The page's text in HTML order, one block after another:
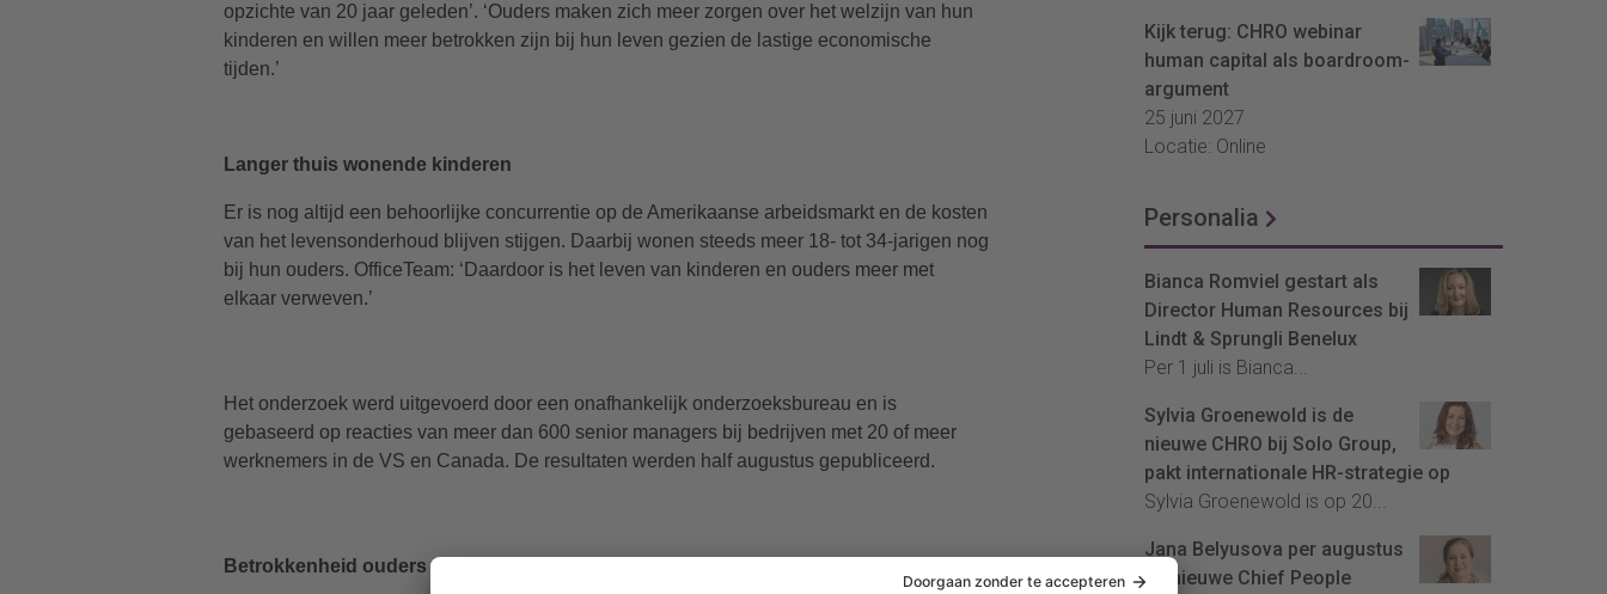
opzichte van 20 jaar geleden’. ‘Ouders maken zich meer zorgen over het welzijn van hun
kinderen en willen meer betrokken zijn bij hun leven gezien de lastige economische
tijden.’
Langer thuis wonende kinderen
Er is nog altijd een behoorlijke concurrentie op de Amerikaanse arbeidsmarkt en de kosten
van het levensonderhoud blijven stijgen. Daarbij wonen steeds meer 18- tot 34-jarigen nog
bij hun ouders. OfficeTeam: ‘Daardoor is het leven van kinderen en ouders meer met
elkaar verweven.’
Het onderzoek werd uitgevoerd door een onafhankelijk onderzoeksbureau en is
gebaseerd op reacties van meer dan 600 senior managers bij bedrijven met 20 of meer
werknemers in de VS en Canada. De resultaten werden half augustus gepubliceerd.
Betrokkenheid ouders ‘geen probleem’
Kijk terug: CHRO webinar
human capital als boardroom-
argument
25 juni 2027
Locatie: Online
Personalia
Bianca Romviel gestart als
Director Human Resources bij
Lindt & Sprungli Benelux
Per 1 juli is Bianca...
Sylvia Groenewold is de
nieuwe CHRO bij Solo Group,
pakt internationale HR-strategie op
Sylvia Groenewold is op 20...
Jana Belyusova per augustus
de nieuwe Chief People